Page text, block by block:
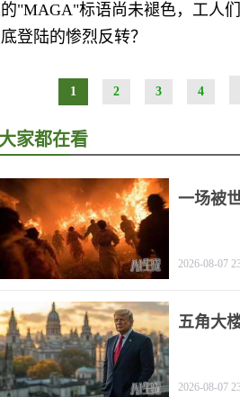
"MAGA"标语尚未褪色，工
登陆的惨烈反转？
1 2 3 4
大家都在看
一场被
2026-08-07
五角大
2026-08-07